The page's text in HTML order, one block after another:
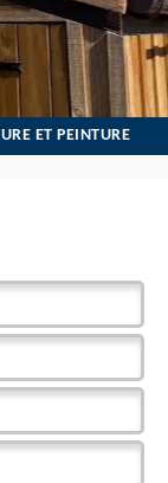
ET PEINTURE